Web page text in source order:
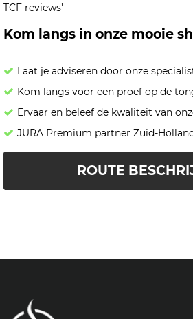
TCF reviews'
Kom langs in onze mooie
Laat je adviseren door onze
Kom langs voor een proef op de
Ervaar en beleef de kwaliteit van
JURA Premium partner Zuid-
ROUTE